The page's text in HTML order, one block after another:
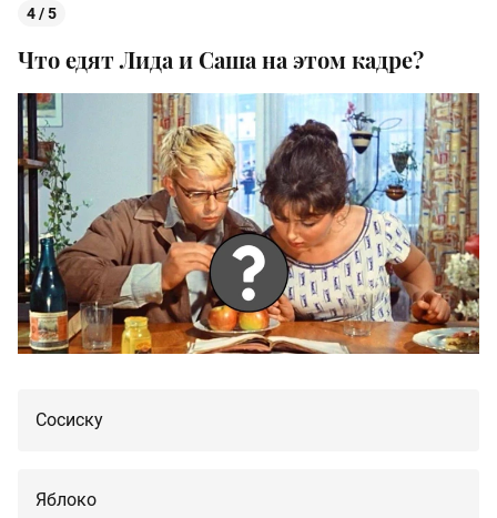
4 / 5
Что едят Лида и Саша на этом кадре?
Сосиску
Яблоко